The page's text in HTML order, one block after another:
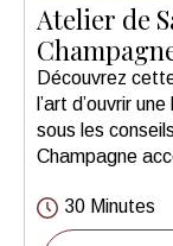
Atelier de
Découvrez
l’art d’ouvrir
sous les
Champagne
30 Minutes